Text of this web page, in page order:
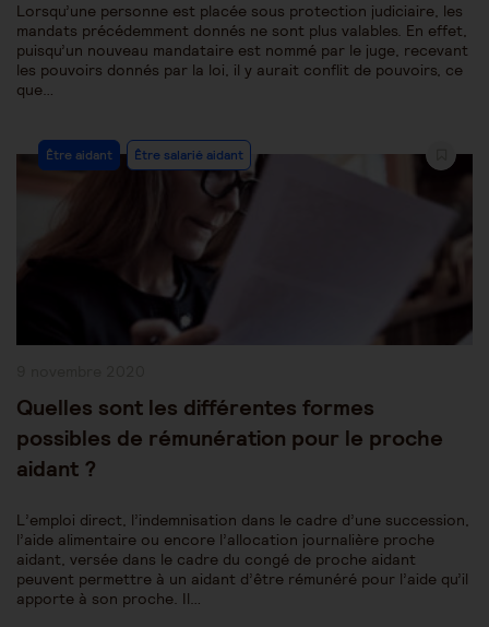
Lorsqu’une personne est placée sous protection judiciaire, les
mandats précédemment donnés ne sont plus valables. En effet,
puisqu’un nouveau mandataire est nommé par le juge, recevant
les pouvoirs donnés par la loi, il y aurait conflit de pouvoirs, ce
que…
Post
Category:
Être aidant Être salarié aidant
Quelles sont les différentes formes
possibles de rémunération pour le proche
aidant ?
L’emploi direct, l’indemnisation dans le cadre d’une succession,
l’aide alimentaire ou encore l’allocation journalière proche
aidant, versée dans le cadre du congé de proche aidant
peuvent permettre à un aidant d’être rémunéré pour l’aide qu’il
apporte à son proche. Il…